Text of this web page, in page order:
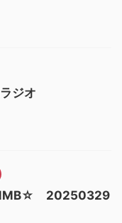
ジオ
NMB☆ 20250329